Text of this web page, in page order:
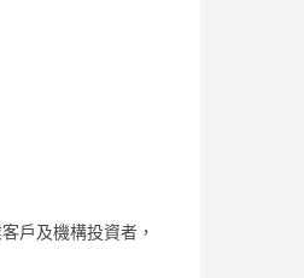
戶及機構投資者，